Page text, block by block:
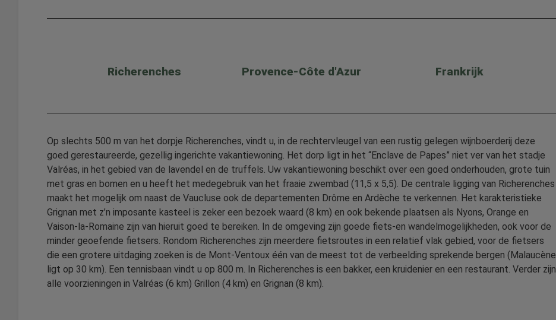
Richerenches Provence-Côte d'Azur Frankrijk
Op slechts 500 m van het dorpje Richerenches, vindt u, in de rechtervleugel van een rustig gelegen wijnboerderij deze
goed gerestaureerde, gezellig ingerichte vakantiewoning. Het dorp ligt in het “Enclave de Papes” niet ver van het stadje
Valréas, in het gebied van de lavendel en de truffels. Uw vakantiewoning beschikt over een goed onderhouden, grote tuin
met gras en bomen en u heeft het medegebruik van het fraaie zwembad (11,5 x 5,5). De centrale ligging van Richerenches
maakt het mogelijk om naast de Vaucluse ook de departementen Drôme en Ardèche te verkennen. Het karakteristieke
Grignan met z’n imposante kasteel is zeker een bezoek waard (8 km) en ook bekende plaatsen als Nyons, Orange en
Vaison-la-Romaine zijn van hieruit goed te bereiken. In de omgeving zijn goede fiets-en wandelmogelijkheden, ook voor de
minder geoefende fietsers. Rondom Richerenches zijn meerdere fietsroutes in een relatief vlak gebied, voor de fietsers
die een grotere uitdaging zoeken is de Mont-Ventoux één van de meest tot de verbeelding sprekende bergen (Malaucène
ligt op 30 km). Een tennisbaan vindt u op 800 m. In Richerenches is een bakker, een kruidenier en een restaurant. Verder zijn
alle voorzieningen in Valréas (6 km) Grillon (4 km) en Grignan (8 km).